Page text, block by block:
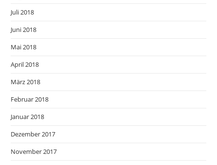
Juli 2018
Juni 2018
Mai 2018
April 2018
März 2018
Februar 2018
Januar 2018
Dezember 2017
November 2017